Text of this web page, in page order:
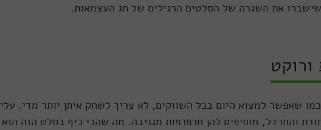
את השגרה של הסלטים הרגילים של חג העצמאות.
ורוקט
שאפשר למצוא היום בכל השווקים, לא צריך לשחק איתן יותר מדי. עלי
והחרדל, מוסיפים להן חרפרפות מגניבה. מה שהכי כיף בסלט הזה הוא